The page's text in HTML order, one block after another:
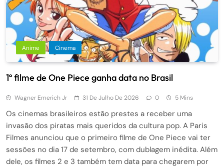
Anime Cinema
1º filme de One Piece ganha data no Brasil
Wagner Emerich Jr 31 De Julho De 2026 0 5 Mins
Os cinemas brasileiros estão prestes a receber uma
invasão dos piratas mais queridos da cultura pop. A Paris
Filmes anunciou que o primeiro filme de One Piece vai ter
sessões no dia 17 de setembro, com dublagem inédita. Além
dele, os filmes 2 e 3 também tem data para chegarem por